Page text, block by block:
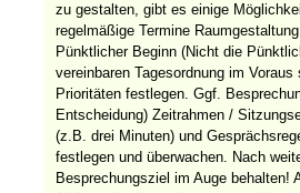
zu gestalten, gibt es einige
regelmäßige Termine
Pünktlicher Beginn (Nicht die
vereinbaren Tagesordnung im
Prioritäten festlegen. Ggf.
Entscheidung) Zeitrahmen /
(z.B. drei Minuten) und
festlegen und überwachen. Nach
Besprechungsziel im Auge